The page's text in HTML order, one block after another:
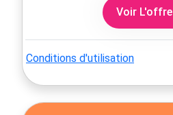
Voir L'offre
Conditions d'utilisation